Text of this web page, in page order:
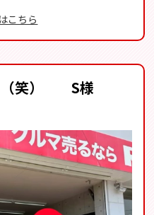
こちら
（笑） S様